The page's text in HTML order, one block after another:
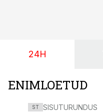
24H
ENIMLOETUD
ST SISUTURUNDUS